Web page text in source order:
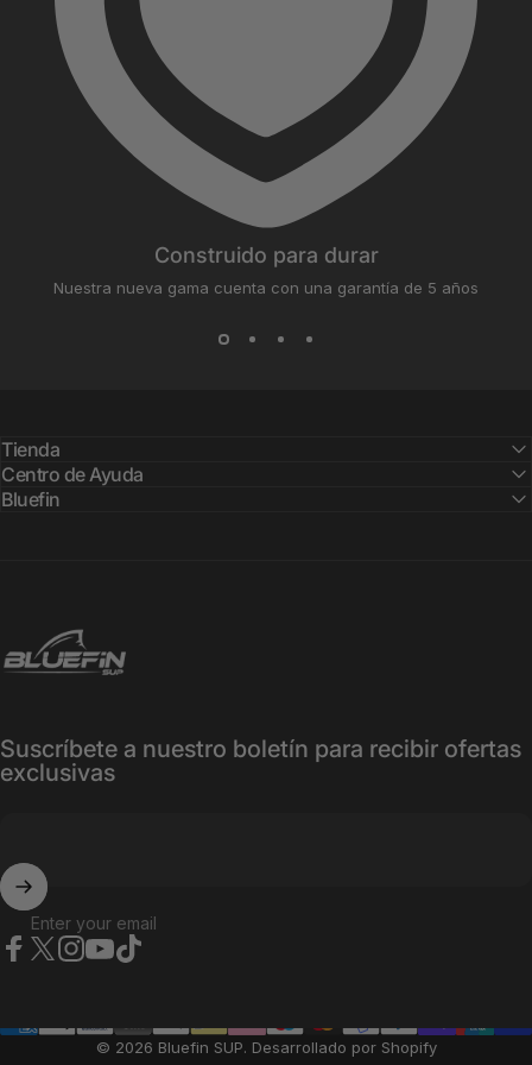
Construido para durar
Nuestra nueva gama cuenta con una garantía de 5 años
Tienda
Centro de Ayuda
Bluefin
Bluefin SUP
Suscríbete a nuestro boletín para recibir ofertas
exclusivas
Enter your email
© 2026 Bluefin SUP. Desarrollado por Shopify